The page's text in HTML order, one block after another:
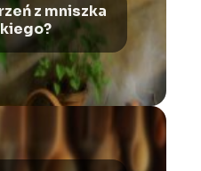
z mniszka